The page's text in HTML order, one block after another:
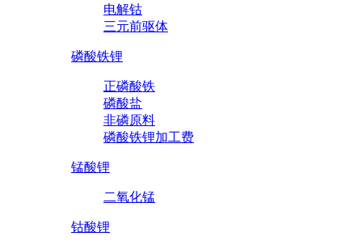
电解钴
三元前驱体
磷酸铁锂
正磷酸铁
磷酸盐
非磷原料
磷酸铁锂加工费
锰酸锂
二氧化锰
钴酸锂